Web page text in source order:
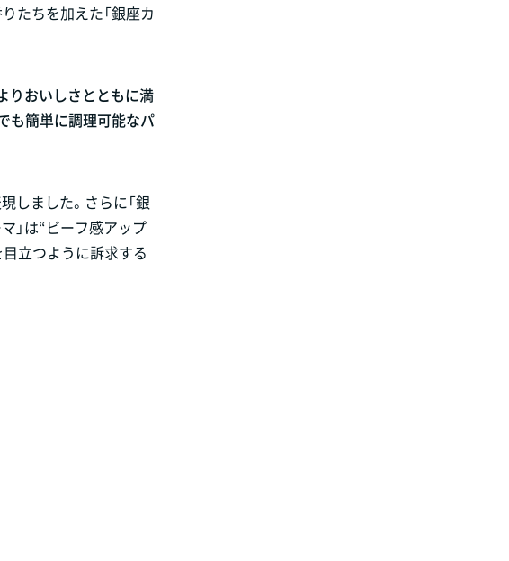
たちを加えた「銀座カ
りおいしさとともに満
も簡単に調理可能なパ
しました。さらに「銀
マ」は“ビーフ感アップ
立つように訴求する